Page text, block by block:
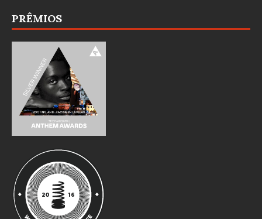
PRÊMIOS